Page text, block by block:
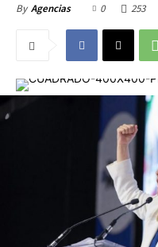
By Agencias 0 253